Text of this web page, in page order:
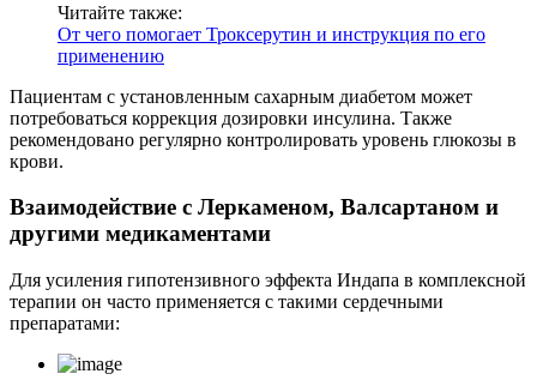
Читайте также:
От чего помогает Троксерутин и инструкция по его
применению
Пациентам с установленным сахарным диабетом может
потребоваться коррекция дозировки инсулина. Также
рекомендовано регулярно контролировать уровень глюкозы в
крови.
Взаимодействие с Леркаменом, Валсартаном и
другими медикаментами
Для усиления гипотензивного эффекта Индапа в комплексной
терапии он часто применяется с такими сердечными
препаратами: